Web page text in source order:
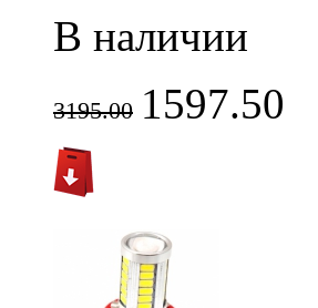
В наличии
3195.00 1597.50